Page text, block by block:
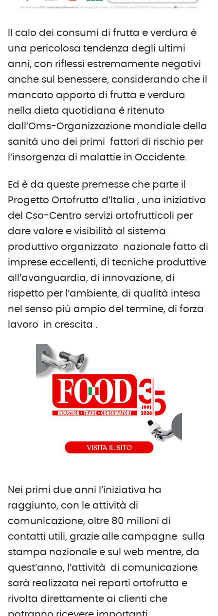
Il calo dei consumi di frutta e verdura è
una pericolosa tendenza degli ultimi
anni, con riflessi estremamente negativi
anche sul benessere, considerando che il
mancato apporto di frutta e verdura
nella dieta quotidiana è ritenuto
dall’Oms-Organizzazione mondiale della
sanità uno dei primi fattori di rischio per
l’insorgenza di malattie in Occidente.
Ed è da queste premesse che parte il
Progetto Ortofrutta d’Italia , una iniziativa
del Cso-Centro servizi ortofrutticoli per
dare valore e visibilità al sistema
produttivo organizzato nazionale fatto di
imprese eccellenti, di tecniche produttive
all’avanguardia, di innovazione, di
rispetto per l’ambiente, di qualità intesa
nel senso più ampio del termine, di forza
lavoro in crescita .
Nei primi due anni l’iniziativa ha
raggiunto, con le attività di
comunicazione, oltre 80 milioni di
contatti utili, grazie alle campagne sulla
stampa nazionale e sul web mentre, da
quest’anno, l’attività di comunicazione
sarà realizzata nei reparti ortofrutta e
rivolta direttamente ai clienti che